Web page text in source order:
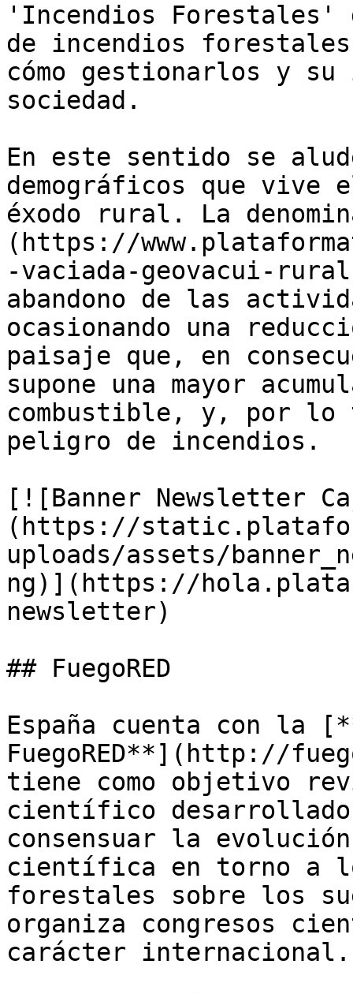
'Incendios Forestales'
de incendios
cómo gestionarlos y
sociedad.
En este sentido se
demográficos que
éxodo rural. La
(https://
-vaciada-geovacui-
abandono de las
ocasionando una
paisaje que, en
supone una mayor
combustible, y, por lo
peligro de incendios.
[![Banner Newsletter
(https://
uploads/assets/
ng)](https://
newsletter)
## FuegoRED
España cuenta con la
FuegoRED**](http://
tiene como objetivo
científico
consensuar la
científica en torno a
forestales sobre los
organiza congresos
carácter internacional.